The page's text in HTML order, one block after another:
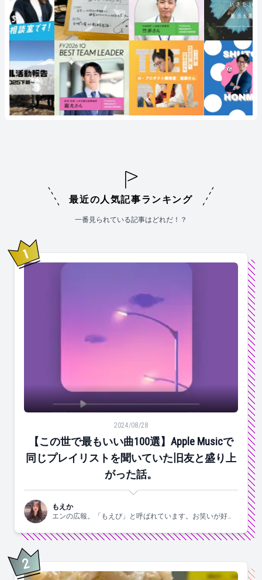
最近の人気記事ランキング
一番見られている記事はどれだ！？
1位
【この世で最もいい曲100選】Apple Musicで同じプレ
2024/08/28
【この世で最もいい曲100選】Apple Musicで
同じプレイリストを聞いていた旧友と盛り上
がった話。
もえか
エンの広報。「もえぴ」と呼ばれています。お笑いが好
2位